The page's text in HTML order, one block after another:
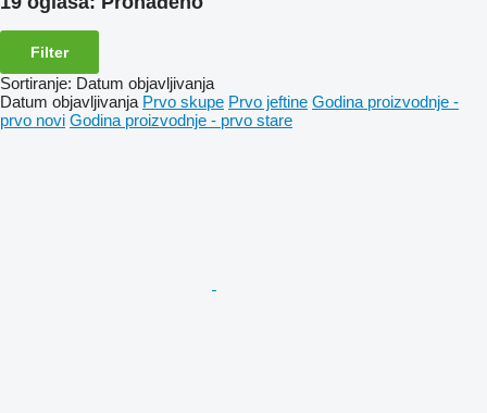
Filter
Sortiranje: Datum objavljivanja
Datum objavljivanja Prvo skupe Prvo jeftine Godina proizvodnje -
prvo novi Godina proizvodnje - prvo stare